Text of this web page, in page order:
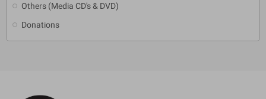
Others (Media CD's & DVD)
Donations